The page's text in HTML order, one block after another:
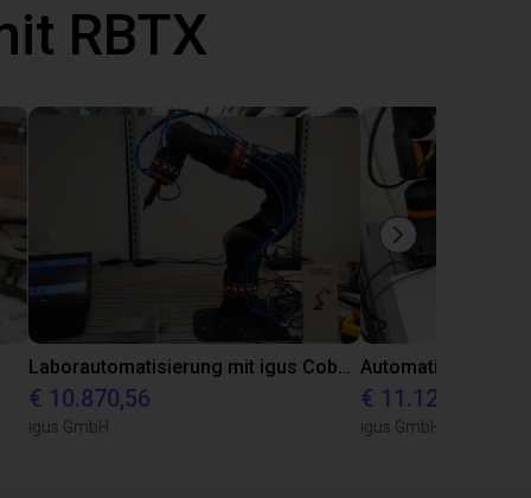
RBTX
Laborautomatisierung mit igus Cobot ReBeL 6DOF
€ 10.870,56
igus GmbH
€ 11.128,07
igus GmbH